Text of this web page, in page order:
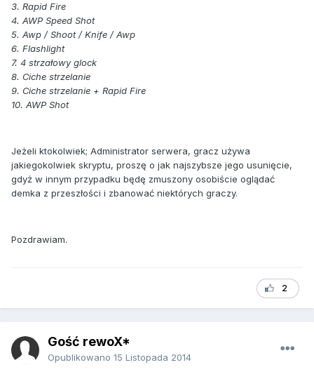
3. Rapid Fire
4. AWP Speed Shot
5. Awp / Shoot / Knife / Awp
6. Flashlight
7. 4 strzałowy glock
8. Ciche strzelanie
9. Ciche strzelanie + Rapid Fire
10. AWP Shot
Jeżeli ktokolwiek; Administrator serwera, gracz używa
jakiegokolwiek skryptu, proszę o jak najszybsze jego usunięcie,
gdyż w innym przypadku będę zmuszony osobiście oglądać
demka z przeszłości i zbanować niektórych graczy.
Pozdrawiam.
2
Gość rewoX*
Opublikowano 15 Listopada 2014